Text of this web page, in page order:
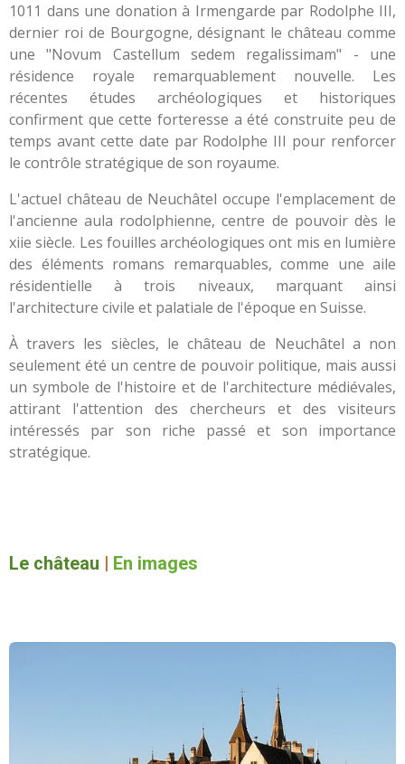
1011 dans une donation à Irmengarde par Rodolphe III,
dernier roi de Bourgogne, désignant le château comme
une "Novum Castellum sedem regalissimam" - une
résidence royale remarquablement nouvelle. Les
récentes études archéologiques et historiques
confirment que cette forteresse a été construite peu de
temps avant cette date par Rodolphe III pour renforcer
le contrôle stratégique de son royaume.
L'actuel château de Neuchâtel occupe l'emplacement de
l'ancienne aula rodolphienne, centre de pouvoir dès le
xiie siècle. Les fouilles archéologiques ont mis en lumière
des éléments romans remarquables, comme une aile
résidentielle à trois niveaux, marquant ainsi
l'architecture civile et palatiale de l'époque en Suisse.
À travers les siècles, le château de Neuchâtel a non
seulement été un centre de pouvoir politique, mais aussi
un symbole de l'histoire et de l'architecture médiévales,
attirant l'attention des chercheurs et des visiteurs
intéressés par son riche passé et son importance
stratégique.
Le château En images